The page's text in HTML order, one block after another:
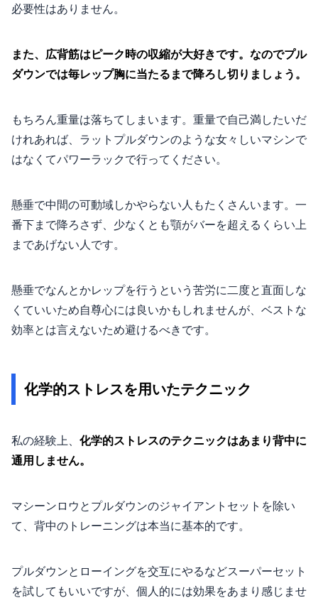
必要性はありません。
また、広背筋はピーク時の収縮が大好きです。なのでプル
ダウンでは毎レップ胸に当たるまで降ろし切りましょう。
もちろん重量は落ちてしまいます。重量で自己満したいだ
けれあれば、ラットプルダウンのような女々しいマシンで
はなくてパワーラックで行ってください。
懸垂で中間の可動域しかやらない人もたくさんいます。一
番下まで降ろさず、少なくとも顎がバーを超えるくらい上
まであげない人です。
懸垂でなんとかレップを行うという苦労に二度と直面しな
くていいため自尊心には良いかもしれませんが、ベストな
効率とは言えないため避けるべきです。
化学的ストレスを用いたテクニック
私の経験上、 化学的ストレスのテクニックはあまり背中に
通用しません。
マシーンロウとプルダウンのジャイアントセットを除い
て、背中のトレーニングは本当に基本的です。
プルダウンとローイングを交互にやるなどスーパーセット
を試してもいいですが、個人的には効果をあまり感じませ